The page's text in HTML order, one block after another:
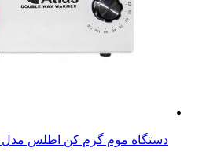
دستگاه موم گرم کن اطلس مدل